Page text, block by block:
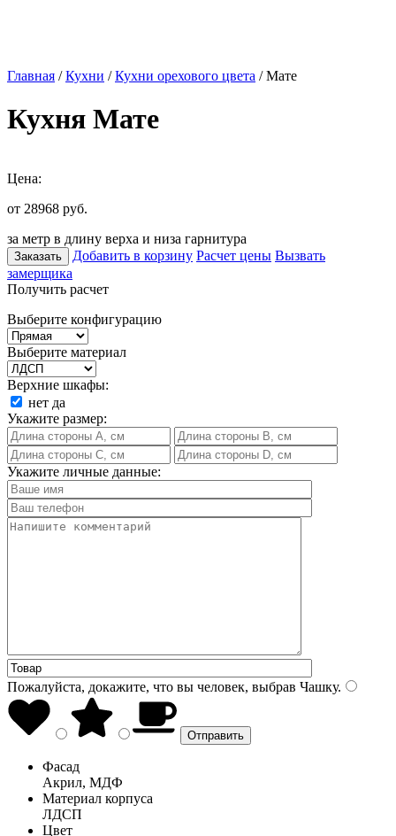
Главная /Кухни /Кухни орехового цвета / Мате
Кухня Мате
Цена:
от 28968 руб.
за метр в длину верха и низа гарнитура
Заказать Добавить в корзину Расчет цены Вызвать
замерщика
Получить расчет
Выберите конфигурацию
Выберите материал
Верхние шкафы:
нет да
Укажите размер:
Укажите личные данные:
Пожалуйста, докажите, что вы человек, выбрав Чашку.
Фасад
Акрил, МДФ
Материал корпуса
ЛДСП
Цвет